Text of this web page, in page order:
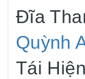
Đĩa
Quỳnh
Tái